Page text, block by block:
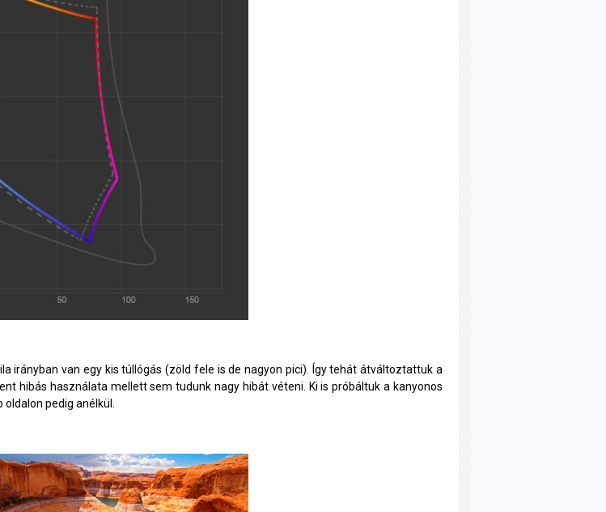
irányban van egy kis túllógás (zöld fele is de nagyon pici). Így tehát átváltoztattuk a
hibás használata mellett sem tudunk nagy hibát véteni. Ki is próbáltuk a kanyonos
pedig anélkül.